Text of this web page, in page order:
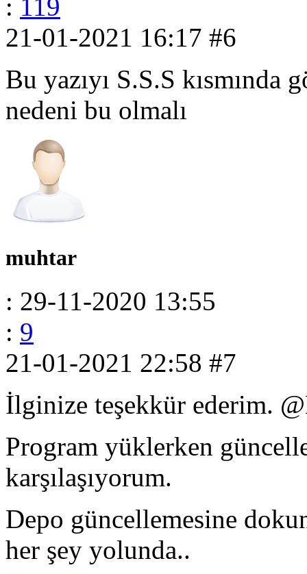
: 119
21-01-2021 16:17 #6
Bu yazıyı S.S.S kısmında
nedeni bu olmalı
muhtar
: 29-11-2020 13:55
: 9
21-01-2021 22:58 #7
İlginize teşekkür ederim.
Program yüklerken
karşılaşıyorum.
Depo güncellemesine
her şey yolunda..